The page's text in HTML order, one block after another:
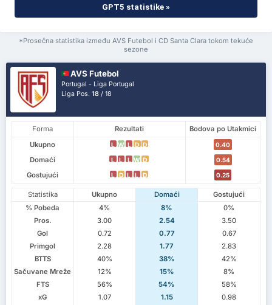
GPT5 statistike »
*Prosečna statistika između AVS Futebol i CD Santa Clara tokom tekuće
sezone
AVS Futebol
Portugal - Liga Portugal
Liga Pos.18 / 18
Forma Rezultati
Bodova po Utakmici
Ukupno
L W L D D 0.40
Domaći L L L W D 0.54
Gostujući L D L L D 0.25
Statistika Ukupno Domaći
Gostujući
% Pobeda
4% 8%
0%
Pros.
3.00 2.54
3.50
Gol
0.72 0.77
0.67
Primgol
2.28 1.77
2.83
BTTS
40% 38%
42%
Sačuvane Mreže
12% 15%
8%
FTS
56% 54%
58%
xG
1.07 1.15
0.98